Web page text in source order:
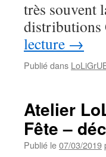
très souvent
lecture →
Publié dans
Atelier
Fête –
Publié le07/03/2019